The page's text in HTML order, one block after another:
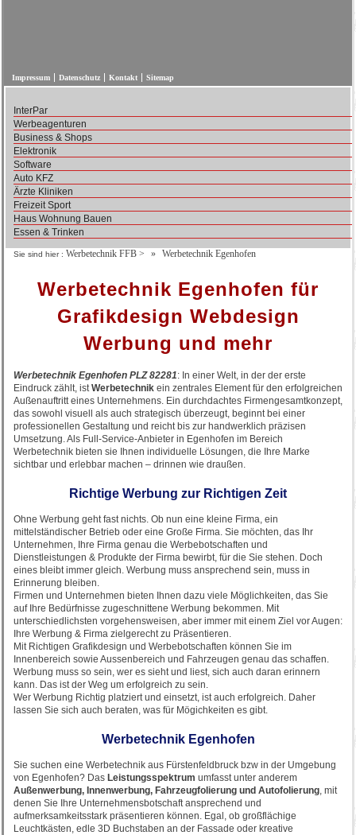
Impressum Datenschutz Kontakt Sitemap
InterPar
Werbeagenturen
Business & Shops
Elektronik
Software
Auto KFZ
Ärzte Kliniken
Freizeit Sport
Haus Wohnung Bauen
Essen & Trinken
Sie sind hier : Werbetechnik FFB > Werbetechnik Egenhofen
Werbetechnik Egenhofen für
Grafikdesign Webdesign
Werbung und mehr
Werbetechnik Egenhofen PLZ 82281: In einer Welt, in der der erste
Eindruck zählt, istWerbetechnik ein zentrales Element für den erfolgreichen
Außenauftritt eines Unternehmens. Ein durchdachtes Firmengesamtkonzept,
das sowohl visuell als auch strategisch überzeugt, beginnt bei einer
professionellen Gestaltung und reicht bis zur handwerklich präzisen
Umsetzung. Als Full-Service-Anbieter in Egenhofen im Bereich
Werbetechnik bieten sie Ihnen individuelle Lösungen, die Ihre Marke
sichtbar und erlebbar machen – drinnen wie draußen.
Richtige Werbung zur Richtigen Zeit
Ohne Werbung geht fast nichts. Ob nun eine kleine Firma, ein
mittelständischer Betrieb oder eine Große Firma. Sie möchten, das Ihr
Unternehmen, Ihre Firma genau die Werbebotschaften und
Dienstleistungen & Produkte der Firma bewirbt, für die Sie stehen. Doch
eines bleibt immer gleich. Werbung muss ansprechend sein, muss in
Erinnerung bleiben.
Firmen und Unternehmen bieten Ihnen dazu viele Möglichkeiten, das Sie
auf Ihre Bedürfnisse zugeschnittene Werbung bekommen. Mit
unterschiedlichsten vorgehensweisen, aber immer mit einem Ziel vor Augen:
Ihre Werbung & Firma zielgerecht zu Präsentieren.
Mit Richtigen Grafikdesign und Werbebotschaften können Sie im
Innenbereich sowie Aussenbereich und Fahrzeugen genau das schaffen.
Werbung muss so sein, wer es sieht und liest, sich auch daran erinnern
kann. Das ist der Weg um erfolgreich zu sein.
Wer Werbung Richtig platziert und einsetzt, ist auch erfolgreich. Daher
lassen Sie sich auch beraten, was für Mögichkeiten es gibt.
Werbetechnik Egenhofen
Sie suchen eine Werbetechnik aus Fürstenfeldbruck bzw in der Umgebung
von Egenhofen? Das Leistungsspektrum umfasst unter anderem
Außenwerbung, Innenwerbung, Fahrzeugfolierung und Autofolierung, mit
denen Sie Ihre Unternehmensbotschaft ansprechend und
aufmerksamkeitsstark präsentieren können. Egal, ob großflächige
Leuchtkästen, edle 3D Buchstaben an der Fassade oder kreative